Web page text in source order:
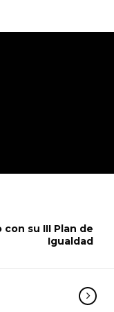
su III Plan de
Igualdad